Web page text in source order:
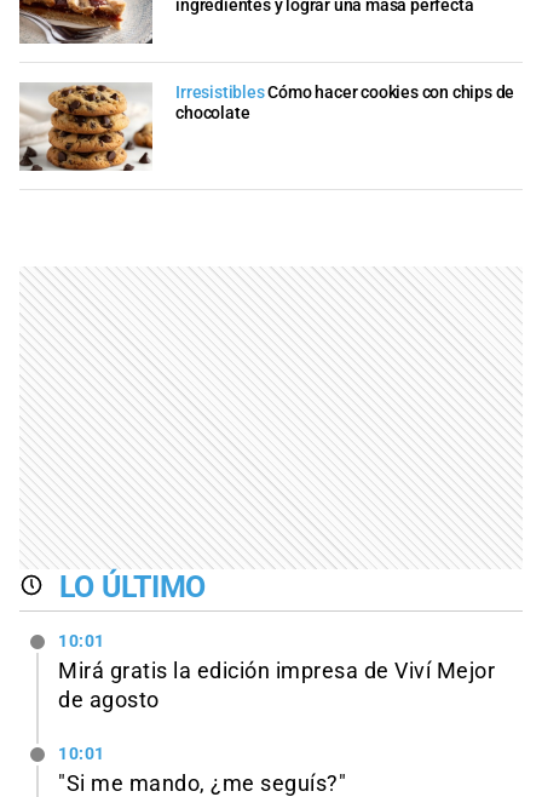
ingredientes y lograr una masa perfecta
IrresistiblesCómo hacer cookies con chips de
chocolate
LO ÚLTIMO
10:01
Mirá gratis la edición impresa de Viví Mejor
de agosto
10:01
"Si me mando, ¿me seguís?"